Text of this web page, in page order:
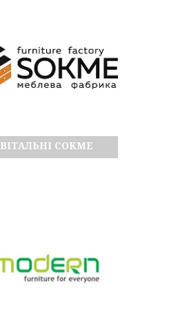
ВІТАЛЬНІ СОКМЕ